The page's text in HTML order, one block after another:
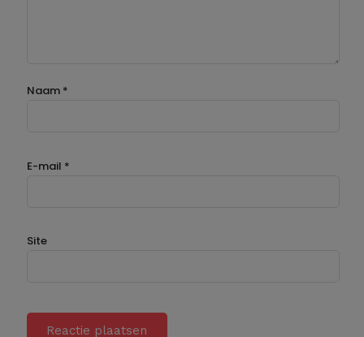
Naam *
E-mail *
Site